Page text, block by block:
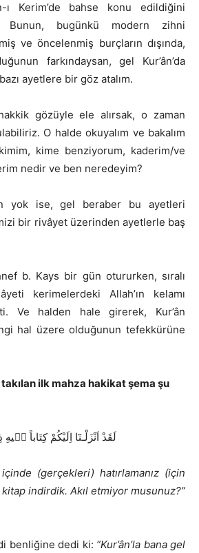
ı Kerim’de bahse konu edildiğini
Bunun, bugünkü modern zihni
ve öncelenmiş burçların dışında,
farkındaysan, gel Kur’ân’da
ayetlere bir göz atalım.
gözüyle ele alırsak, o zaman
O halde okuyalım ve bakalım
kime benziyorum, kaderim/ve
nedir ve ben neredeyim?
yok ise, gel beraber bu ayetleri
bir rivâyet üzerinden ayetlerle baş
b. Kays bir gün otururken, sıralı
kerimelerdeki Allah’ın kelamı
Ve halden hale girerek, Kur’ân
hal üzere olduğunun tefekkürüne
takılan ilk mahza hakikat şema şu
لَقَدْ اَنْزَلْـنَٓا اِلَيْكُمْ كِتَاباً
(gerçekleri) hatırlamanız (için
indirdik. Akıl etmiyor musunuz?”
benliğine dedi ki: “Kur’ân’la bana gel